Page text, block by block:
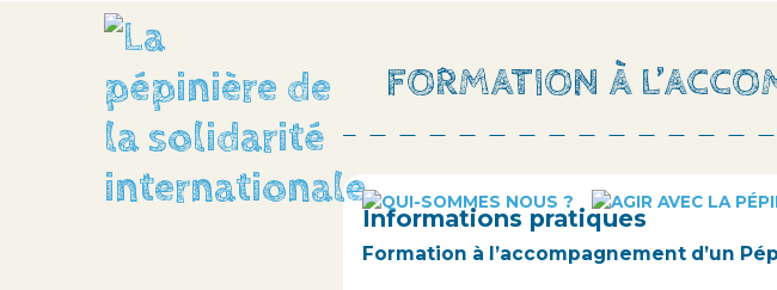
FORMATION À
Informations pratiques
Formation à l’accompagnement d’un